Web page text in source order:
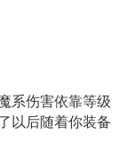
伤害依靠等级
以后随着你装备